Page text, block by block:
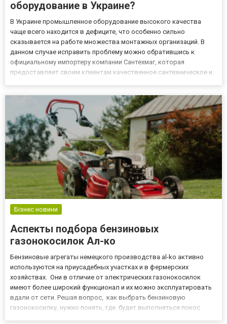
оборудование в Украине?
В Украине промышленное оборудование высокого качества
чаще всего находится в дефиците, что особенно сильно
сказывается на работе множества монтажных организаций. В
данном случае исправить проблему можно обратившись к
официальному импортеру компании Сантехмаг, которая
предоставляет своим клиентам качественное сантехническое и
именно пожарное обо...
Бізнес новини
Аспекты подбора бензиновых
газонокосилок Aл-ко
Бензиновые агрегаты немецкого производства al-ko активно
используются на приусадебных участках и в фермерских
хозяйствах. Они в отличие от электрических газонокосилок
имеют более широкий функционал и их можно эксплуатировать
вдали от сети. Решая вопрос, как выбрать бензиновую
газонокосилку, нужно понять, где будет выполняться покос